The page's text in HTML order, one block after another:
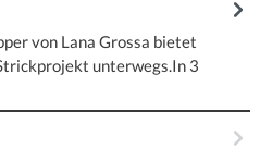
von Lana Grossa bietet
unterwegs.In 3